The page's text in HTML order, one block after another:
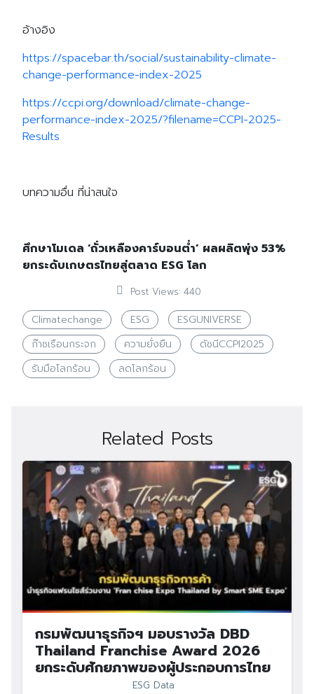
อ้างอิง
https://spacebar.th/social/sustainability-climate-
change-performance-index-2025
https://ccpi.org/download/climate-change-
performance-index-2025/?filename=CCPI-2025-
Results
บทความอื่น ที่น่าสนใจ
ศึกษาโมเดล ‘ถั่วเหลืองคาร์บอนต่ำ’ ผลผลิตพุ่ง 53%
ยกระดับเกษตรไทยสู่ตลาด ESG โลก
Post Views: 440
Climatechange ESG
ESGUNIVERSE
ก๊าซเรือนกระจก
ความยั่งยืน
ดัชนีCCPI2025
รับมือโลกร้อน
ลดโลกร้อน
Related Posts
กรมพัฒนาธุรกิจฯ มอบรางวัล DBD
Thailand Franchise Award 2026
ยกระดับศักยภาพของผู้ประกอบการไทย
ESG Data